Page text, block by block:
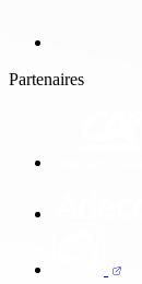
Partenaires